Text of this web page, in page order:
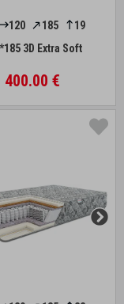
120 185
19
3D Extra Soft
400.00 €